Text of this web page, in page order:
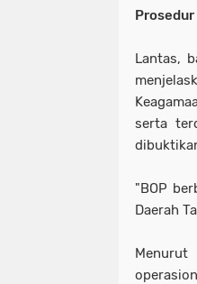
Lantas,
serta
"BOP
Daerah